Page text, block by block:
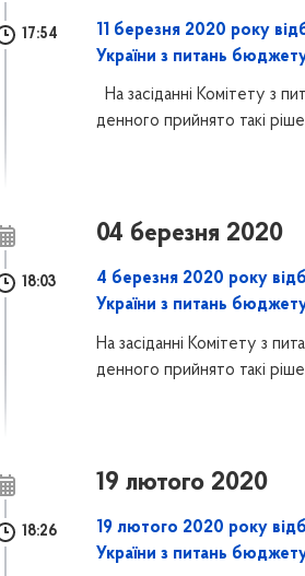
17:54
11 березня 2020 року
України з питань
На засіданні Комітету з
денного прийнято такі
04 березня 2020
18:03
4 березня 2020 року
України з питань
На засіданні Комітету з
денного прийнято такі
19 лютого 2020
18:26
19 лютого 2020 року
України з питань